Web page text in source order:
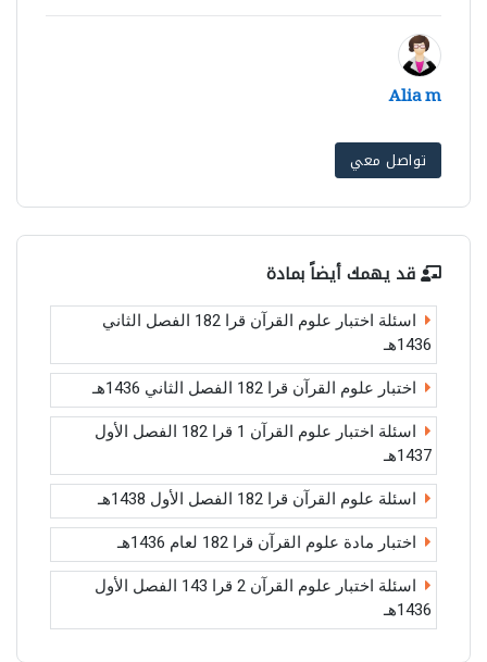
Alia m
تواصل معي
قد يهمك أيضاً بمادة
اسئلة اختبار علوم القرآن قرا 182 الفصل الثاني
1436هـ
اختبار علوم القرآن قرا 182 الفصل الثاني 1436هـ
اسئلة اختبار علوم القرآن 1 قرا 182 الفصل الأول
1437هـ
اسئلة علوم القرآن قرا 182 الفصل الأول 1438هـ
اختبار مادة علوم القرآن قرا 182 لعام 1436هـ
اسئلة اختبار علوم القرآن 2 قرا 143 الفصل الأول
1436هـ